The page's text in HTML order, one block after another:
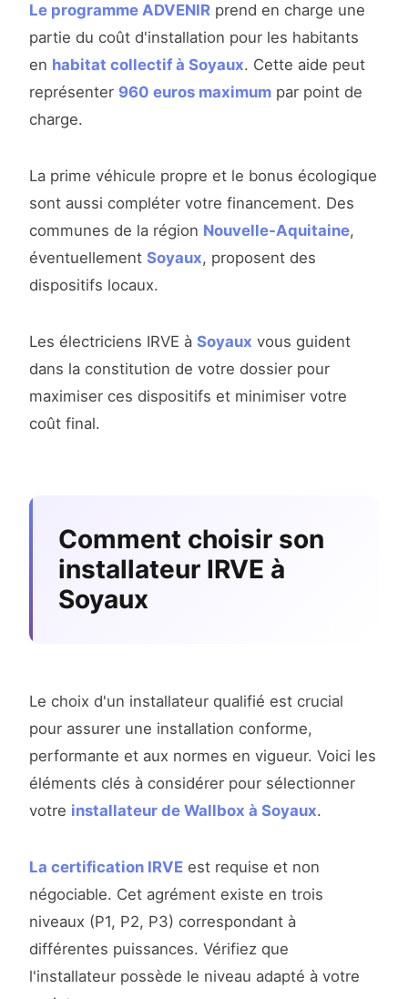
Le programme ADVENIR prend en charge une
partie du coût d'installation pour les habitants
en habitat collectif à Soyaux. Cette aide peut
représenter 960 euros maximum par point de
charge.
La prime véhicule propre et le bonus écologique
sont aussi compléter votre financement. Des
communes de la région Nouvelle-Aquitaine,
éventuellement Soyaux, proposent des
dispositifs locaux.
Les électriciens IRVE à Soyaux vous guident
dans la constitution de votre dossier pour
maximiser ces dispositifs et minimiser votre
coût final.
Comment choisir son
installateur IRVE à
Soyaux
Le choix d'un installateur qualifié est crucial
pour assurer une installation conforme,
performante et aux normes en vigueur. Voici les
éléments clés à considérer pour sélectionner
votre installateur de Wallbox à Soyaux.
La certification IRVE est requise et non
négociable. Cet agrément existe en trois
niveaux (P1, P2, P3) correspondant à
différentes puissances. Vérifiez que
l'installateur possède le niveau adapté à votre